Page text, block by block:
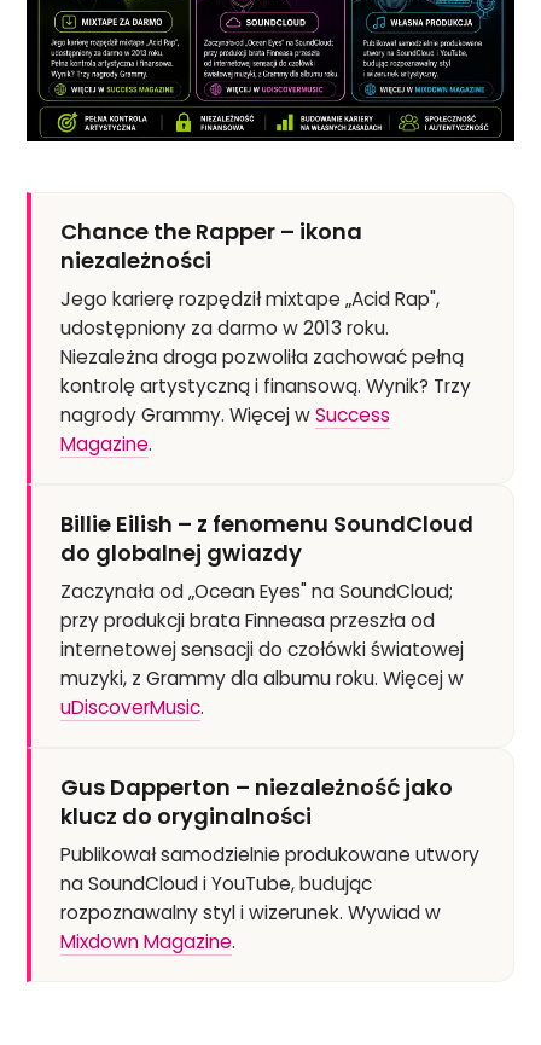
Chance the Rapper – ikona
niezależności
Jego karierę rozpędził mixtape „Acid Rap",
udostępniony za darmo w 2013 roku.
Niezależna droga pozwoliła zachować pełną
kontrolę artystyczną i finansową. Wynik? Trzy
nagrody Grammy. Więcej wSuccess
Magazine.
Billie Eilish – z fenomenu SoundCloud
do globalnej gwiazdy
Zaczynała od „Ocean Eyes" na SoundCloud;
przy produkcji brata Finneasa przeszła od
internetowej sensacji do czołówki światowej
muzyki, z Grammy dla albumu roku. Więcej w
uDiscoverMusic.
Gus Dapperton – niezależność jako
klucz do oryginalności
Publikował samodzielnie produkowane utwory
na SoundCloud i YouTube, budując
rozpoznawalny styl i wizerunek. Wywiad w
Mixdown Magazine.